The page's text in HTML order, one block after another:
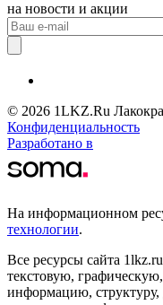
на новости и акции
© 2026 1LKZ.Ru
Конфиденциальность
Разработано в
На информационном
технологии.
Все ресурсы сайта
текстовую,
информацию,